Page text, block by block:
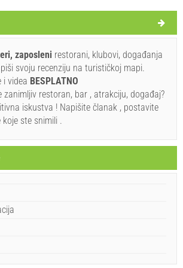
Uveti i odredbe dobavljača
i čekajte na potvrdu
rezervisati i imate još pitanja,
˝Pošalji upit˝.
zaposleni restorani, klubovi, događanja
svoju recenziju na turističkoj mapi.
i videa BESPLATNO
zanimljiv restoran, bar , atrakciju, događaj?
iskustva ! Napišite članak , postavite
ste snimili .